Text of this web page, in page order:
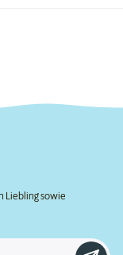
Liebling sowie